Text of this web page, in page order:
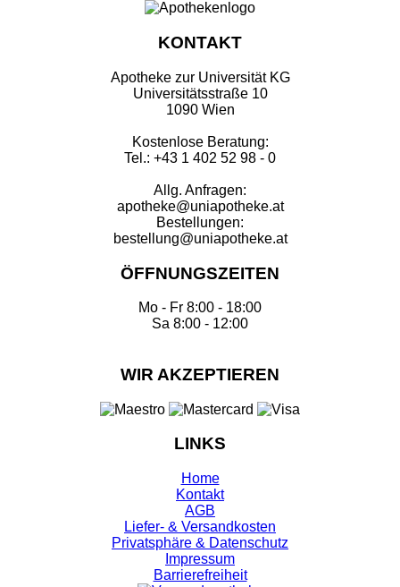
KONTAKT
Apotheke zur Universität KG
Universitätsstraße 10
1090 Wien
Kostenlose Beratung:
Tel.: +43 1 402 52 98 - 0
Allg. Anfragen:
apotheke@uniapotheke.at
Bestellungen:
bestellung@uniapotheke.at
ÖFFNUNGSZEITEN
Mo - Fr 8:00 - 18:00
Sa 8:00 - 12:00
WIR AKZEPTIEREN
LINKS
Home
Kontakt
AGB
Liefer- & Versandkosten
Privatsphäre & Datenschutz
Impressum
Barrierefreiheit